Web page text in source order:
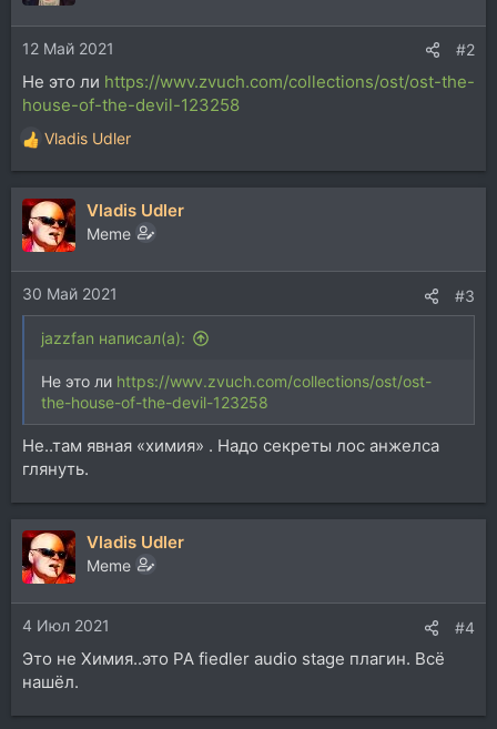
12 Май 2021 #2
Не это ли https://wwv.zvuch.com/collections/ost/ost-the-
house-of-the-devil-123258
Р
е
а
к
ц
и
и
:
Vladis Udler
Vladis Udler
Memе
30 Май 2021 #3
jazzfan написал(а):
Не это ли https://wwv.zvuch.com/collections/ost/ost-
the-house-of-the-devil-123258
Не..там явная «химия» . Надо секреты лос анжелса
глянуть.
Vladis Udler
Memе
4 Июл 2021 #4
Это не Химия..это PA fiedler audio stage плагин. Всё
нашёл.